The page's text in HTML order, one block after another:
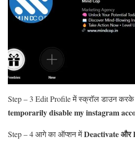
Step – 3 Edit Profile में स्क्रॉल डाउन
temporarily disable my instagram
Step – 4 आगे का ऑप्शन मेंDeactivate और